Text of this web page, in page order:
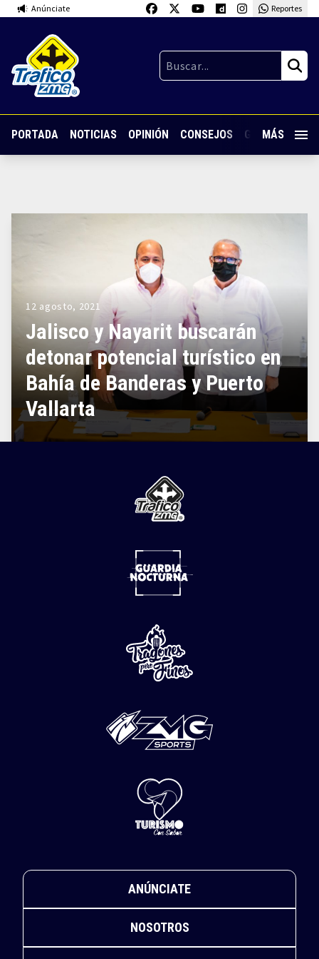
Anúnciate Reportes
PORTADA NOTICIAS OPINIÓN CONSEJOS GUARDIA
MÁS
12 agosto, 2021
Jalisco y Nayarit buscarán
detonar potencial turístico en
Bahía de Banderas y Puerto
Vallarta
ANÚNCIATE
NOSOTROS